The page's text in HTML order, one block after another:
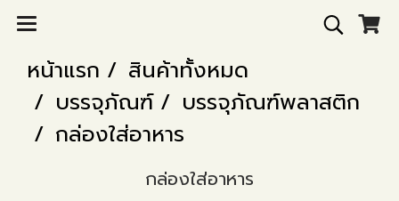
หน้าแรก
สินค้าทั้งหมด
บรรจุภัณฑ์
บรรจุภัณฑ์พลาสติก
กล่องใส่อาหาร
กล่องใส่อาหาร